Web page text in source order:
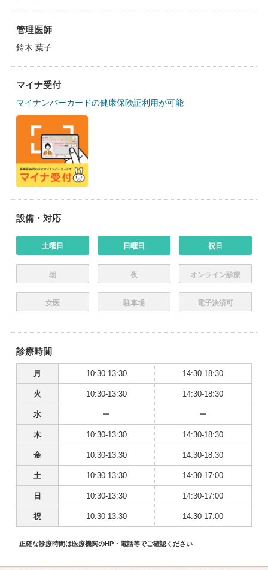
管理医師
鈴木 葉子
マイナ受付
マイナンバーカードの健康保険証利用が可能
設備・対応
土曜日 日曜日 祝日
朝 夜 オンライン診療
女医 駐車場 電子決済可
診療時間
月 10:30-13:30 14:30-18:30
火 10:30-13:30 14:30-18:30
水 ー ー
木 10:30-13:30 14:30-18:30
金 10:30-13:30 14:30-18:30
土 10:30-13:30 14:30-17:00
日 10:30-13:30 14:30-17:00
祝 10:30-13:30 14:30-17:00
正確な診療時間は医療機関のHP・電話等でご確認ください